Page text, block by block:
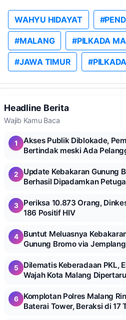
WAHYU HIDAYAT
#MALANG #PILKADA
#JAWA TIMUR #PILKADA
Headline Berita
Wajib Kamu Baca
1
Akses Publik Diblokade,
Bertindak meski Ada
2
Update Kebakaran Gunung
Berhasil Dipadamkan
3
Periksa 10.873 Orang,
186 Positif HIV
4
Buntut Meluasnya
Gunung Bromo via
5
Dilematis Keberadaan PKL,
Wajah Kota Malang
6
Komplotan Polres Malang
Baterai Tower, Beraksi di 17